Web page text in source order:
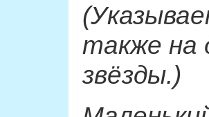
также на
звёзды.)